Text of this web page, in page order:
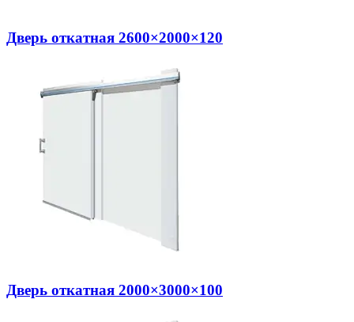
Дверь откатная 2600×2000×120
Дверь откатная 2000×3000×100